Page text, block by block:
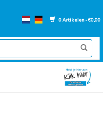
0 Artikelen - €0,00